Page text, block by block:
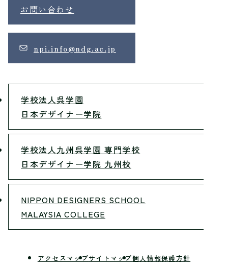
お問い合わせ
npi.info@ndg.ac.jp
学校法人呉学園
日本デザイナー学院
学校法人九州呉学園 専門学校
日本デザイナー学院 九州校
NIPPON DESIGNERS SCHOOL
MALAYSIA COLLEGE
アクセスマップサイトマップ個人情報保護方針